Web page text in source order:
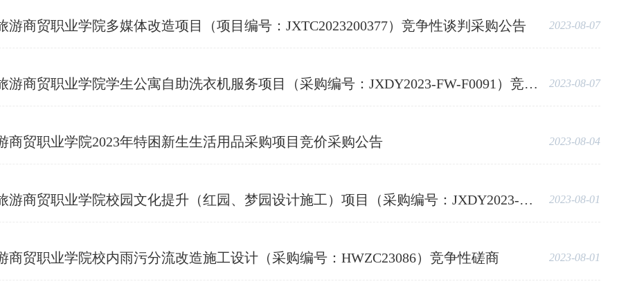
商贸职业学院多媒体改造项目（项目编号：JXTC2023200377）竞争性谈判采购公告 2023-08-07
职业学院学生公寓自助洗衣机服务项目（采购编号：JXDY2023-FW-F0091）竞争性谈判公告 2023-08-07
贸职业学院2023年特困新生生活用品采购项目竞价采购公告 2023-08-04
学院校园文化提升（红园、梦园设计施工）项目（采购编号：JXDY2023-HW-C0010）竞争性磋商公告 2023-08-01
贸职业学院校内雨污分流改造施工设计（采购编号：HWZC23086）竞争性磋商 2023-08-01